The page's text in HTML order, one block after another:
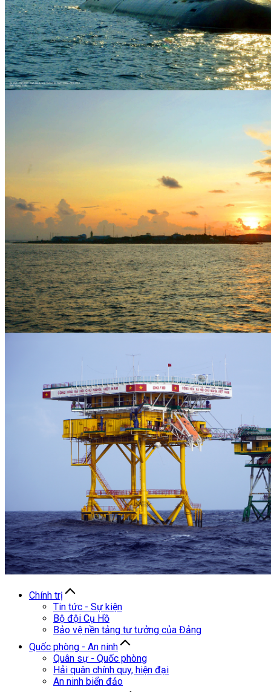
Chính trị
Tin tức - Sự kiện
Bộ đội Cụ Hồ
Bảo vệ nền tảng tư tưởng của Đảng
Quốc phòng - An ninh
Quân sự - Quốc phòng
Hải quân chính quy, hiện đại
An ninh biển đảo